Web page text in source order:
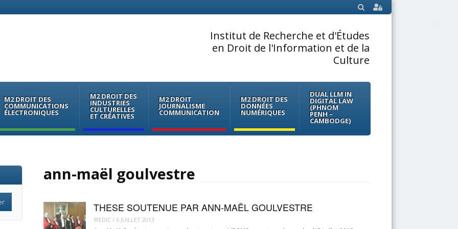
SEARCH
Institut de Recherche et d'Études
en Droit de l'Information et de la
Culture
M2 DROIT DES
COMMUNICATIONS
ÉLECTRONIQUES
M2 DROIT DES
INDUSTRIES
CULTURELLES
ET CRÉATIVES
M2 DROIT
JOURNALISME
COMMUNICATION
M2 DROIT DES
DONNÉES
NUMÉRIQUES
DUAL LLM IN
DIGITAL LAW
(PHNOM
PENH –
CAMBODGE)
ann-maël goulvestre
THESE SOUTENUE PAR ANN-MAËL GOULVESTRE
IREDIC/ 6 JUILLET 2013